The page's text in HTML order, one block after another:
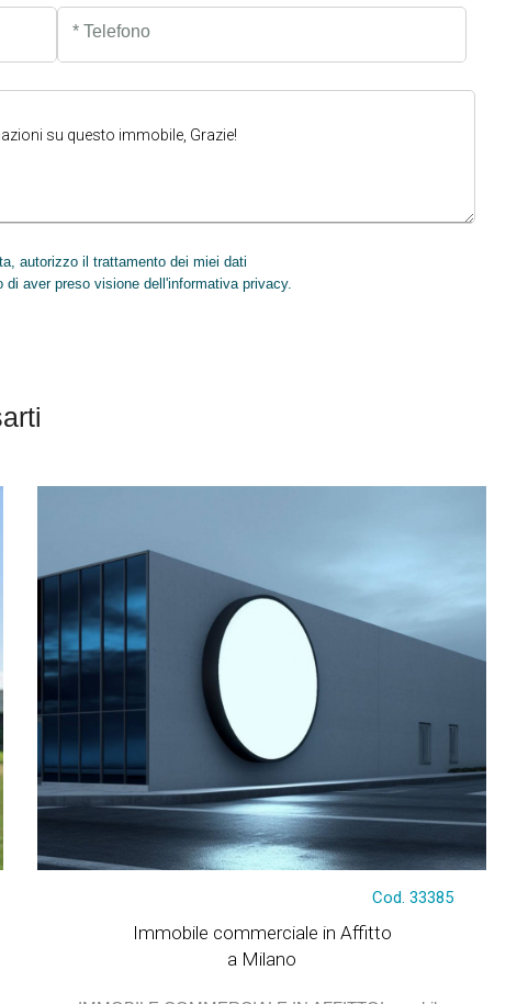
* Telefono
autorizzo il trattamento dei miei dati
aver preso visione dell'informativa privacy.
Cod. 33385
Immobile commerciale in Affitto
a Milano